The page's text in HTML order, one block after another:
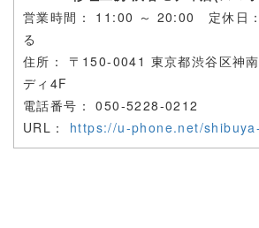
営業時間： 11:00 ～ 20:00 定休日
る
住所： 〒 150-0041 東京都渋谷区神
ディ4F
電話番号：050-5228-0212
URL： https://u-phone.net/